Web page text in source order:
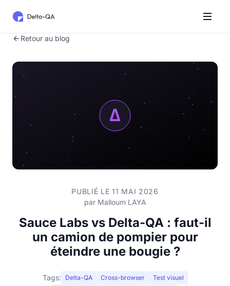
Retour au blog
PUBLIÉ LE 11 MAI 2026
par Malloum LAYA
Sauce Labs vs Delta-QA : faut-il
un camion de pompier pour
éteindre une bougie ?
Tags: Delta-QA Cross-browser
Test visuel